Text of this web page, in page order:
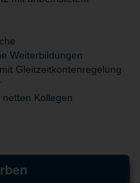
Weiterbildungen
Gleitzeitkontenregelung
Kollegen